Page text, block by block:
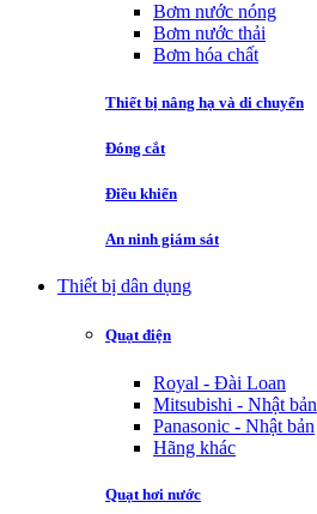
Bơm nước nóng
Bơm nước thải
Bơm hóa chất
Thiết bị nâng hạ và di chuyển
Đóng cắt
Điều khiển
An ninh giám sát
Thiết bị dân dụng
Quạt điện
Royal - Đài Loan
Mitsubishi - Nhật bản
Panasonic - Nhật bản
Hãng khác
Quạt hơi nước